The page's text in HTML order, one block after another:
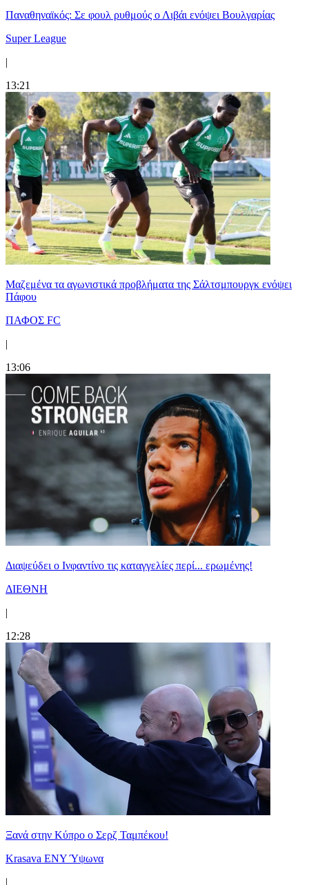
Παναθηναϊκός: Σε φουλ ρυθμούς ο Λιβάι ενόψει Βουλγαρίας
Super League
|
13:21
Μαζεμένα τα αγωνιστικά προβλήματα της Σάλτσμπουργκ ενόψει
Πάφου
ΠΑΦΟΣ FC
|
13:06
Διαψεύδει ο Ινφαντίνο τις καταγγελίες περί... ερωμένης!
ΔΙΕΘΝΗ
|
12:28
Ξανά στην Κύπρο ο Σερζ Ταμπέκου!
Krasava ENY Ύψωνα
|